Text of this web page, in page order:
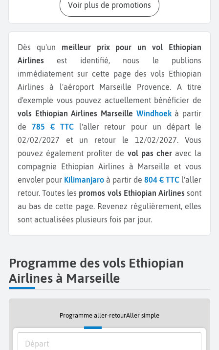
Voir plus de promotions
Dès qu'un meilleur prix pour un vol Ethiopian
Airlines est identifié, nous le publions
immédiatement sur cette page des vols Ethiopian
Airlines à l'aéroport Marseille Provence. A titre
d'exemple vous pouvez actuellement bénéficier de
vols Ethiopian Airlines Marseille Windhoek à partir
de 785 € TTC
l'aller retour pour un départ le
02/02/2027 et un retour le 12/02/2027. Vous
pouvez également profiter de vol pas cheravec la
compagnie Ethiopian Airlines à Marseille et vous
envoler pour Kilimanjaro à partir de 804 € TTC l'aller
retour.Toutes les promos vols Ethiopian Airlines sont
au bas de cette page. Revenez régulièrement, elles
sont actualisées plusieurs fois par jour.
Programme des vols Ethiopian
Airlines à Marseille
Programme aller-retourAller simple
Départ